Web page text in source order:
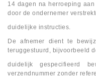
14 dagen na herroeping
door de ondernemer
duidelijke instructies.
De afnemer dient te
teruggestuurd, bijvoorbeeld
duidelijk gespecifieerd
verzendnummer zonder